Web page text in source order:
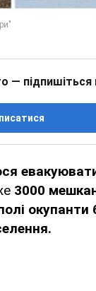
— підпишіться
3000
окупанти